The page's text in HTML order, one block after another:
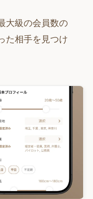
大級の会員数の
た相手を見つけ